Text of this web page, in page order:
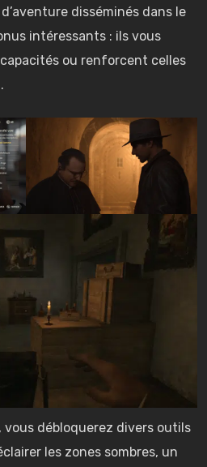
disséminés dans le
intéressants : ils vous
ou renforcent celles
débloquerez divers outils
les zones sombres, un